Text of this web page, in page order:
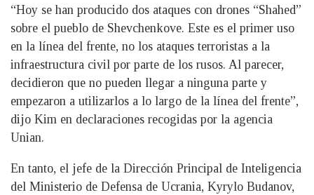
“Hoy se han producido dos ataques con drones “Shahed”
sobre el pueblo de Shevchenkove. Este es el primer uso
en la línea del frente, no los ataques terroristas a la
infraestructura civil por parte de los rusos. Al parecer,
decidieron que no pueden llegar a ninguna parte y
empezaron a utilizarlos a lo largo de la línea del frente”,
dijo Kim en declaraciones recogidas por la agencia
Unian.
En tanto, el jefe de la Dirección Principal de Inteligencia
del Ministerio de Defensa de Ucrania, Kyrylo Budanov,